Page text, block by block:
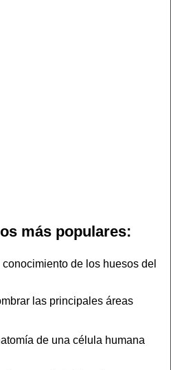
más populares:
conocimiento de los huesos del
las principales áreas
de una célula humana